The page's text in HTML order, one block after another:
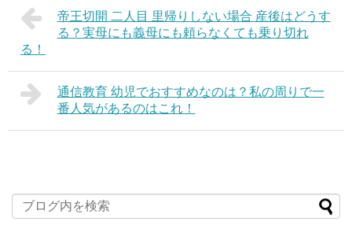
帝王切開 二人目 里帰りしない場合 産後はどうす
る？実母にも義母にも頼らなくても乗り切れ
る！
通信教育 幼児でおすすめなのは？私の周りで一
番人気があるのはこれ！